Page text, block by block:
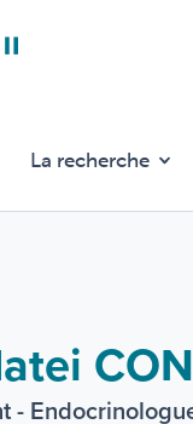
La recherche
-